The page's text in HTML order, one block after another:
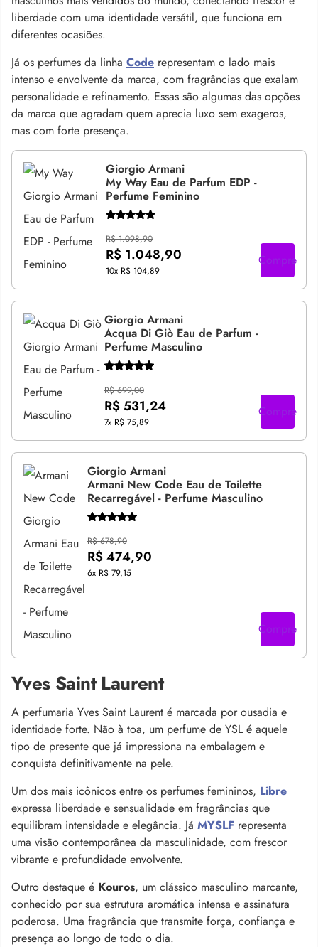
liberdade com uma identidade versátil, que funciona em
diferentes ocasiões.
Já os perfumes da linha Code representam o lado mais
intenso e envolvente da marca, com fragrâncias que exalam
personalidade e refinamento. Essas são algumas das opções
da marca que agradam quem aprecia luxo sem exageros,
mas com forte presença.
Giorgio Armani
My Way Eau de Parfum EDP -
Perfume Feminino
R$ 1.098,90
R$ 1.048,90
10x R$ 104,89
Compre
Giorgio Armani
Acqua Di Giò Eau de Parfum -
Perfume Masculino
R$ 699,00
R$ 531,24
7x R$ 75,89
Compre
Giorgio Armani
Armani New Code Eau de Toilette
Recarregável - Perfume Masculino
R$ 678,90
R$ 474,90
6x R$ 79,15
Compre
Yves Saint Laurent
A perfumaria Yves Saint Laurent é marcada por ousadia e
identidade forte. Não à toa, um perfume de YSL é aquele
tipo de presente que já impressiona na embalagem e
conquista definitivamente na pele.
Um dos mais icônicos entre os perfumes femininos, Libre
expressa liberdade e sensualidade em fragrâncias que
equilibram intensidade e elegância. Já MYSLF representa
uma visão contemporânea da masculinidade, com frescor
vibrante e profundidade envolvente.
Outro destaque é Kouros, um clássico masculino marcante,
conhecido por sua estrutura aromática intensa e assinatura
poderosa. Uma fragrância que transmite força, confiança e
presença ao longo de todo o dia.